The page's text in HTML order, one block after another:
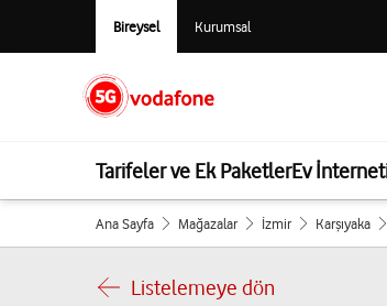
Bireysel Kurumsal
Tarifeler ve Ek PaketlerEv
Ana Sayfa Mağazalar İzmir Karşıyaka
Listelemeye dön